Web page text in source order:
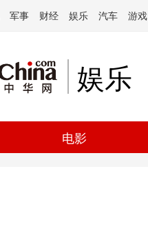
军事 财经 娱乐 汽车 游戏
娱乐
电影